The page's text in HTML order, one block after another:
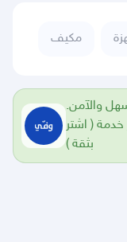
مكيف
والآمن.
خدمة ( اشتر
بثقة )